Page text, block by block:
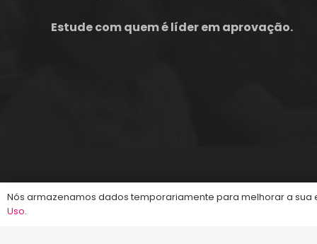
Estude com quem é líder em aprovação.
©2013-2024Energia Concursos. Todos os
Nós armazenamos dados temporariamente para melhorar a
Uso.